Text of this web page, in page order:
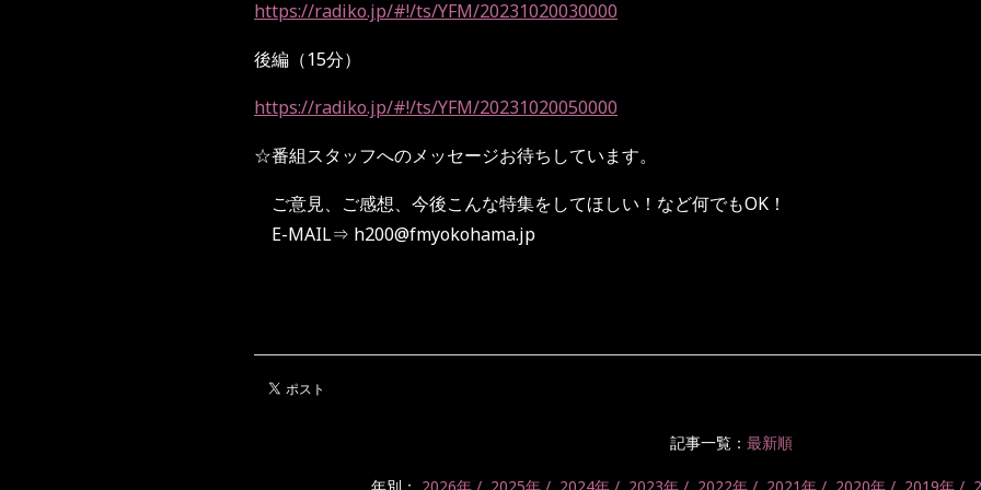
https://radiko.jp/#!/ts/YFM/20231020030000
後編（15分）
https://radiko.jp/#!/ts/YFM/20231020050000
☆番組スタッフへのメッセージお待ちしています。
ご意見、ご感想、今後こんな特集をしてほしい！など何でもOK ！
E-MAIL⇒ h200@fmyokohama.jp
記事一覧： 最新順